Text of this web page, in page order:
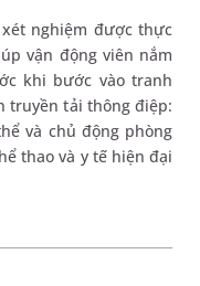
nghiệm được thực
vận động viên nắm
khi bước vào tranh
truyền tải thông điệp:
và chủ động phòng
thao và y tế hiện đại